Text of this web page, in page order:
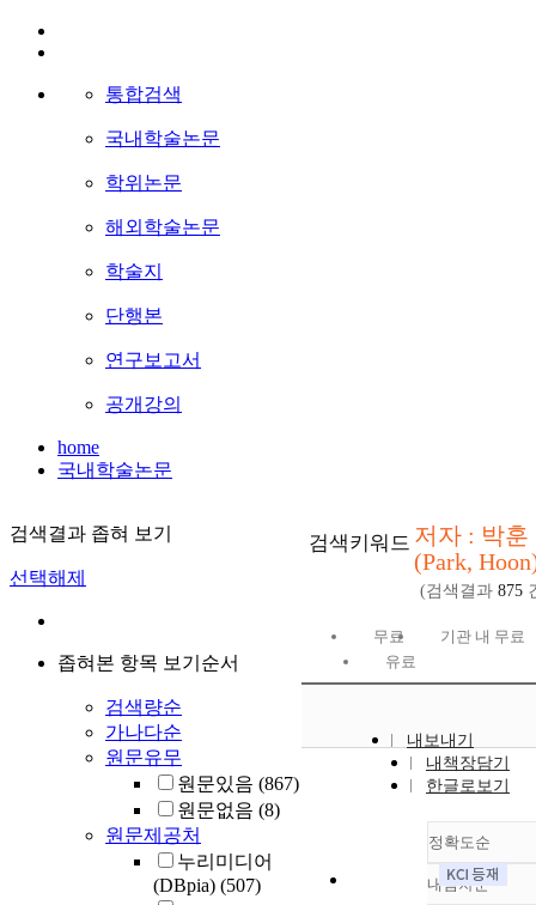
통합검색
국내학술논문
학위논문
해외학술논문
학술지
단행본
연구보고서
공개강의
home
국내학술논문
검색결과 좁혀 보기
선택해제
좁혀본 항목 보기순서
검색량순
가나다순
원문유무
원문있음 (867)
원문없음 (8)
원문제공처
누리미디어
(DBpia) (507)
검색키워드 저자 : 박훈
(Park,
(검색결과 875
무료
기관 내 무료
유료
내보내기
내책장담기
한글로보기
정확도순
정확도
내림차순